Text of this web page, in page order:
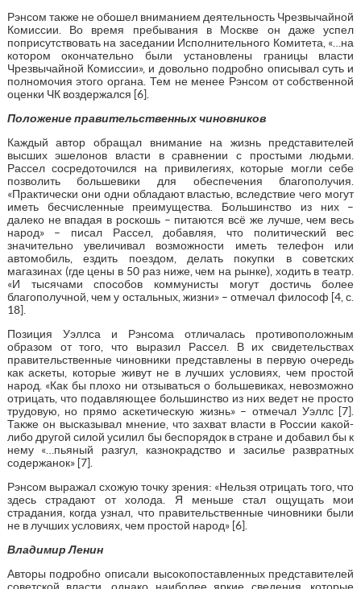
Рэнсом также не обошел вниманием деятельность Чрезвычайной
Комиссии. Во время пребывания в Москве он даже успел
поприсутствовать на заседании Исполнительного Комитета, «…на
котором окончательно были установлены границы власти
Чрезвычайной Комиссии», и довольно подробно описывал суть и
полномочия этого органа. Тем не менее Рэнсом от собственной
оценки ЧК воздержался [6].
Положение правительственных чиновников
Каждый автор обращал внимание на жизнь представителей
высших эшелонов власти в сравнении с простыми людьми.
Рассел сосредоточился на привилегиях, которые могли себе
позволить большевики для обеспечения благополучия.
«Практически они одни обладают властью, вследствие чего могут
иметь бесчисленные преимущества. Большинство из них –
далеко не впадая в роскошь – питаются всё же лучше, чем весь
народ» – писал Рассел, добавляя, что политический вес
значительно увеличивал возможности иметь телефон или
автомобиль, ездить поездом, делать покупки в советских
магазинах (где цены в 50 раз ниже, чем на рынке), ходить в театр.
«И тысячами способов коммунисты могут достичь более
благополучной, чем у остальных, жизни» – отмечал философ [4, с.
18].
Позиция Уэллса и Рэнсома отличалась противоположным
образом от того, что выразил Рассел. В их свидетельствах
правительственные чиновники представлены в первую очередь
как аскеты, которые живут не в лучших условиях, чем простой
народ. «Как бы плохо ни отзываться о большевиках, невозможно
отрицать, что подавляющее большинство из них ведет не просто
трудовую, но прямо аскетическую жизнь» – отмечал Уэллс [7].
Также он высказывал мнение, что захват власти в России какой-
либо другой силой усилил бы беспорядок в стране и добавил бы к
нему «…пьяный разгул, казнокрадство и засилье развратных
содержанок» [7].
Рэнсом выражал схожую точку зрения: «Нельзя отрицать того, что
здесь страдают от холода. Я меньше стал ощущать мои
страдания, когда узнал, что правительственные чиновники были
не в лучших условиях, чем простой народ» [6].
Владимир Ленин
Авторы подробно описали высокопоставленных представителей
советской власти, однако наиболее яркие сведения, которые